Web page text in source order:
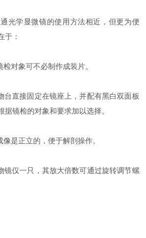
学显微镜的使用方法相近，但更为便
于：
对象可不必制作成装片。
直接固定在镜座上，并配有黑白双面板
据镜检的对象和要求加以选择。
是正立的，便于解剖操作。
仅一只，其放大倍数可通过旋转调节螺